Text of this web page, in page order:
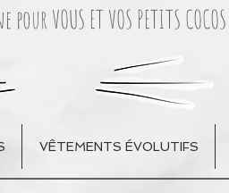
VOUS ET VOS PETITS COCOS
VÊTEMENTS ÉVOLUTIFS